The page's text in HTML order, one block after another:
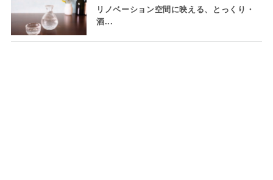
リノベーション空間に映える、とっくり・
酒...